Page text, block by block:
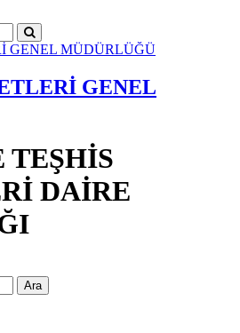
GENEL
DAİRE
Ara